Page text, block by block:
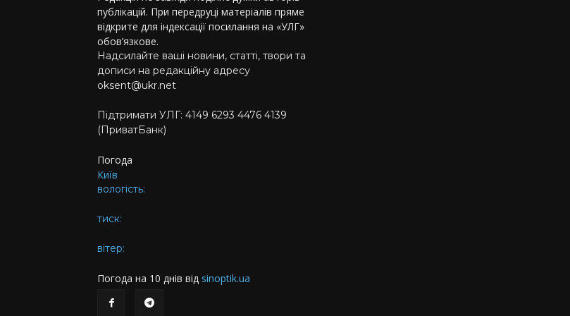
публікацій. При передруці матеріалів пряме
відкрите для індексації посилання на «УЛГ»
обов’язкове.
Надсилайте ваші новини, статті, твори та
дописи на редакційну адресу
oksent@ukr.net
Підтримати УЛГ: 4149 6293 4476 4139
(ПриватБанк)
Погода
Київ
вологість:
тиск:
вітер:
Погода на 10 днів від sinoptik.ua